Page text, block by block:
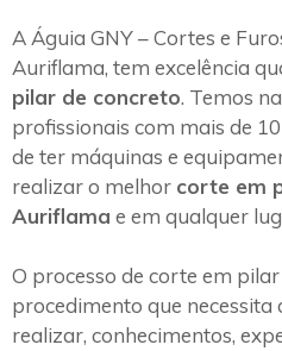
A Águia GNY – Cortes e
Auriflama, tem excelência
pilar de concreto. Temos
profissionais com mais de
de ter máquinas e
realizar o melhor corte em
Auriflama e em qualquer
O processo de corte em
procedimento que necessita
realizar, conhecimentos,